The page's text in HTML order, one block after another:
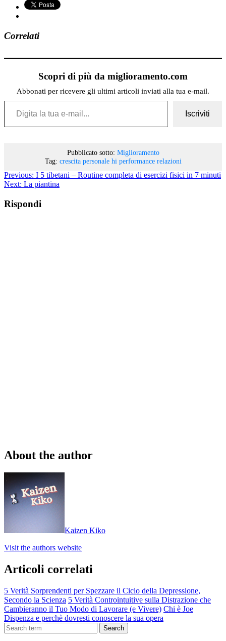
Correlati
Scopri di più da miglioramento.com
Abbonati per ricevere gli ultimi articoli inviati alla tua e-mail.
Digita la tua e-mail...
Iscriviti
Pubblicato sotto: Miglioramento
Tag: crescita personale hi performance relazioni
Previous: I 5 tibetani – Routine completa di esercizi fisici in 7 minuti
Next: La piantina
Rispondi
About the author
Kaizen Kiko
Visit the authors website
Articoli correlati
5 Verità Sorprendenti per Spezzare il Ciclo della Depressione,
Secondo la Scienza 5 Verità Controintuitive sulla Distrazione che
Cambieranno il Tuo Modo di Lavorare (e Vivere) Chi è Joe
Dispenza e perchè dovresti conoscere la sua opera
Search